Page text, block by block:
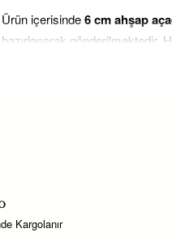
Ürün içerisinde6 cm ahşap
hazırlanarak gönderilmektedir.
Mezuniyet hediyelikleri
Kargolanır